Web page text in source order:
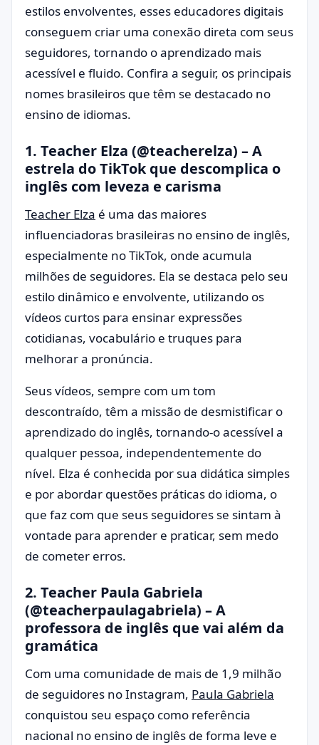
estilos envolventes, esses educadores digitais
conseguem criar uma conexão direta com seus
seguidores, tornando o aprendizado mais
acessível e fluido. Confira a seguir, os principais
nomes brasileiros que têm se destacado no
ensino de idiomas.
1. Teacher Elza (@teacherelza) – A
estrela do TikTok que descomplica o
inglês com leveza e carisma
Teacher Elza é uma das maiores
influenciadoras brasileiras no ensino de inglês,
especialmente no TikTok, onde acumula
milhões de seguidores. Ela se destaca pelo seu
estilo dinâmico e envolvente, utilizando os
vídeos curtos para ensinar expressões
cotidianas, vocabulário e truques para
melhorar a pronúncia.
Seus vídeos, sempre com um tom
descontraído, têm a missão de desmistificar o
aprendizado do inglês, tornando-o acessível a
qualquer pessoa, independentemente do
nível. Elza é conhecida por sua didática simples
e por abordar questões práticas do idioma, o
que faz com que seus seguidores se sintam à
vontade para aprender e praticar, sem medo
de cometer erros.
2. Teacher Paula Gabriela
(@teacherpaulagabriela) – A
professora de inglês que vai além da
gramática
Com uma comunidade de mais de 1,9 milhão
de seguidores no Instagram, Paula Gabriela
conquistou seu espaço como referência
nacional no ensino de inglês de forma leve e